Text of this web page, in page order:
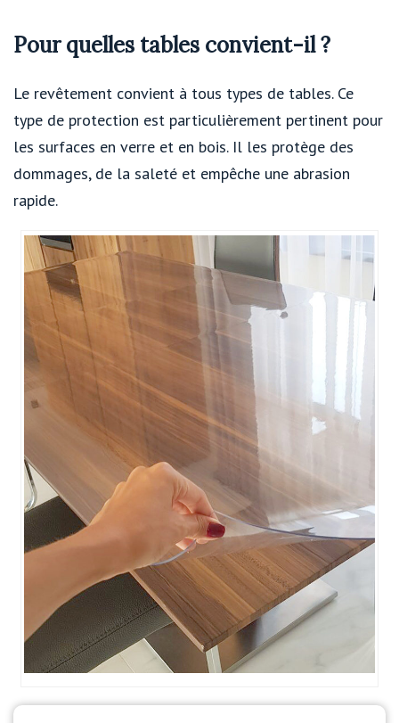
Pour quelles tables convient-il ?
Le revêtement convient à tous types de tables. Ce
type de protection est particulièrement pertinent pour
les surfaces en verre et en bois. Il les protège des
dommages, de la saleté et empêche une abrasion
rapide.